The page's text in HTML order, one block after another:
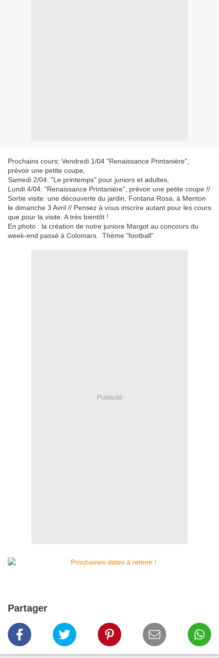
Prochains cours: Vendredi 1/04 "Renaissance Printanière",
prévoir une petite coupe,
Samedi 2/04: "Le printemps" pour juniors et adultes,
Lundi 4/04: "Renaissance Printanière", prévoir une petite coupe //
Sortie visite: une découverte du jardin, Fontana Rosa, à Menton
le dimanche 3 Avril // Pensez à vous inscrire autant pour les cours
que pour la visite. A très bientôt !
En photo : la création de notre juniore Margot au concours du
week-end passé à Colomars. Thème "football"
Publicité
Partager